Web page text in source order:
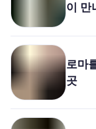
이 만
로마
곳